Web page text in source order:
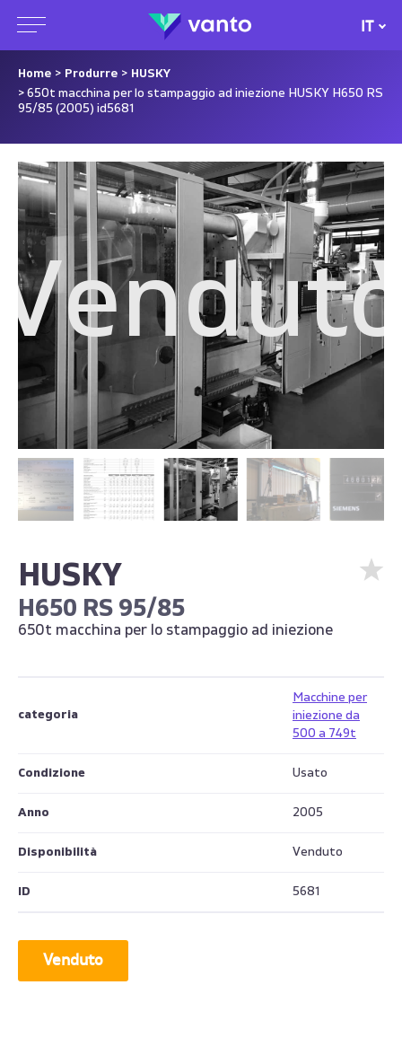
IT
Home > Produrre > HUSKY
> 650t macchina per lo stampaggio ad iniezione HUSKY H650 RS
95/85 (2005) id5681
HUSKY
H650 RS 95/85
650t macchina per lo stampaggio ad iniezione
categoria
Macchine per
iniezione da
500 a 749t
Condizione Usato
Anno 2005
Disponibilità Venduto
ID 5681
Venduto